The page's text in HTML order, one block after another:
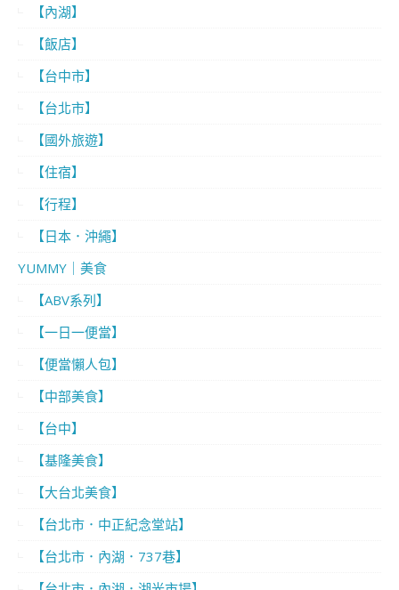
【內湖】
【飯店】
【台中市】
【台北市】
【國外旅遊】
【住宿】
【行程】
【日本．沖繩】
YUMMY｜美食
【ABV系列】
【一日一便當】
【便當懶人包】
【中部美食】
【台中】
【基隆美食】
【大台北美食】
【台北市．中正紀念堂站】
【台北市．內湖．737巷】